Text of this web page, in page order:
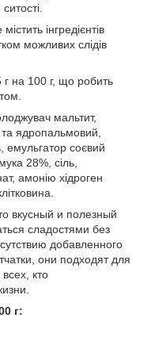
інгредієнтів
можливих слідів
г на 100 г, що робить
мальтит,
ядропальмовий,
емульгатор соєвий
28%, сіль,
амонію хідроген
вкусный и полезный
сладостями без
добавленного
они подходят для
кто
г: